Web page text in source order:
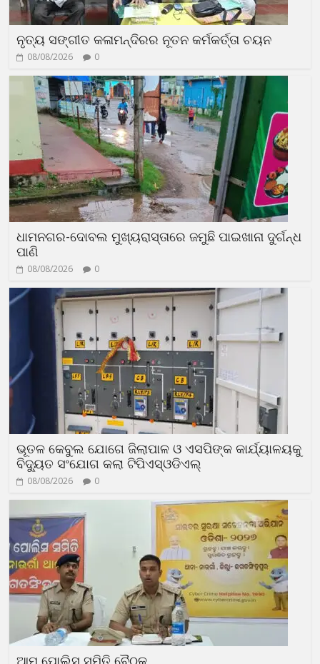
ନୃତ୍ୟ ସଙ୍ଗୀତ କଳାମନ୍ଦିରର ନୂତନ କର୍ମକର୍ତ୍ତା ଚୟନ
08/08/2026 0
ଧାମନଗର-ଦୋବଲ ମୁଖ୍ୟରାସ୍ତାରେ ଜମୁଛି ପାଇଖାନା ଦୁର୍ଗନ୍ଧ
ପାଣି
08/08/2026 0
ଭୂତଳ କେବୁଲ ଯୋଗେ ଜିଲାପାଳ ଓ ଏସପିଙ୍କ କାର୍ଯ୍ୟାଳୟକୁ
ବିଦ୍ୟୁତ ସଂଯୋଗ କଲା ଟିପିଏସ୍ଓଡିଏଲ୍
08/08/2026 0
ଆମ ପୋଲିସ ସମିତି ବୈଠକ